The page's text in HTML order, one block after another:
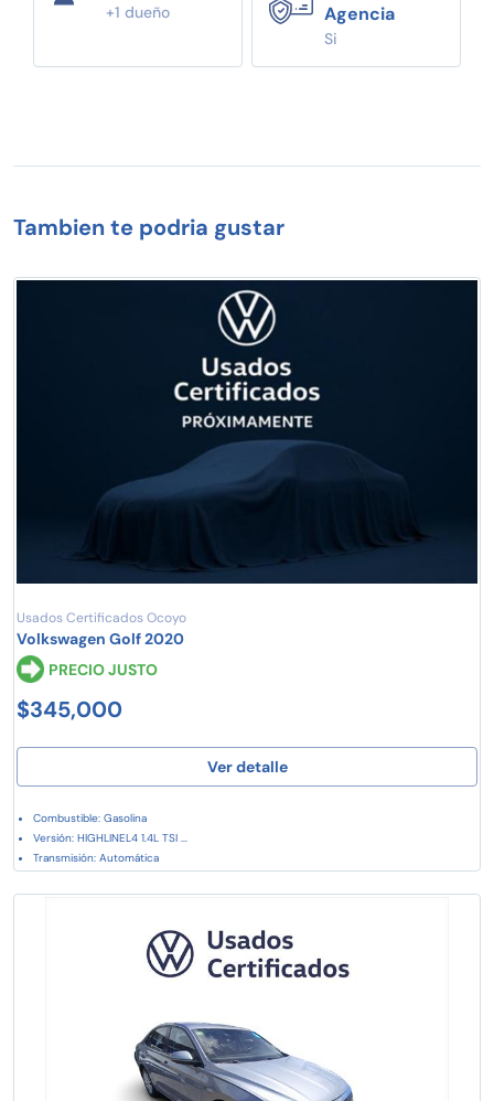
+1 dueño
Agencia
Si
Tambien te podria gustar
Usados Certificados Ocoyo
Volkswagen Golf 2020
PRECIO JUSTO
$345,000
Ver detalle
Combustible: Gasolina
Versión: HIGHLINEL4 1.4L TSI ...
Transmisión: Automática